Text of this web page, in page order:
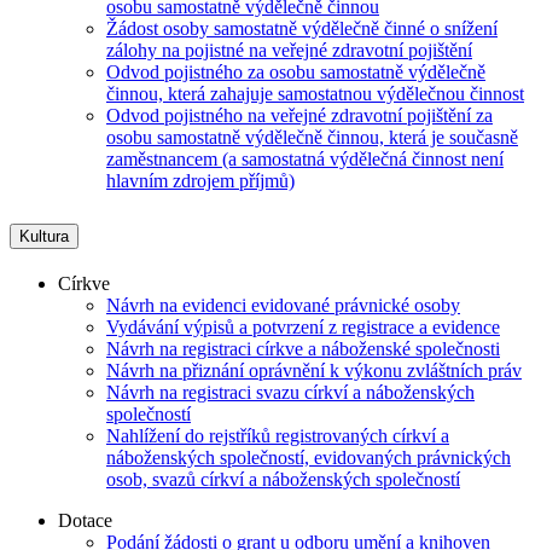
osobu samostatně výdělečně činnou
Žádost osoby samostatně výdělečně činné o snížení
zálohy na pojistné na veřejné zdravotní pojištění
Odvod pojistného za osobu samostatně výdělečně
činnou, která zahajuje samostatnou výdělečnou činnost
Odvod pojistného na veřejné zdravotní pojištění za
osobu samostatně výdělečně činnou, která je současně
zaměstnancem (a samostatná výdělečná činnost není
hlavním zdrojem příjmů)
Kultura
Církve
Návrh na evidenci evidované právnické osoby
Vydávání výpisů a potvrzení z registrace a evidence
Návrh na registraci církve a náboženské společnosti
Návrh na přiznání oprávnění k výkonu zvláštních práv
Návrh na registraci svazu církví a náboženských
společností
Nahlížení do rejstříků registrovaných církví a
náboženských společností, evidovaných právnických
osob, svazů církví a náboženských společností
Dotace
Podání žádosti o grant u odboru umění a knihoven